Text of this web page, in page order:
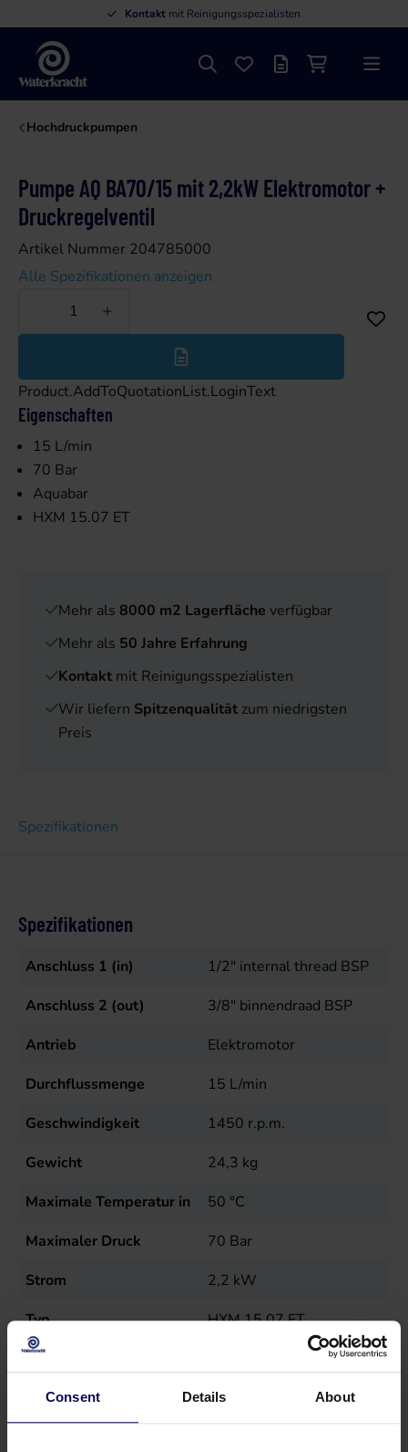
Consent Details About
Kontakt mit Reinigungsspezialisten
Waterkracht
SucheFavoritenAngebotslisteMenü
Hochdruckpumpen
Pumpe AQ BA70/15 mit 2,2kW Elektromotor +
Druckregelventil
Artikel Nummer 204785000
Alle Spezifikationen anzeigen
Weniger
Product.AddToQuotationList.LoginText
Eigenschaften
15 L/min
70 Bar
Aquabar
HXM 15.07 ET
Mehr als 8000 m2 Lagerfläche verfügbar
Mehr als 50 Jahre Erfahrung
Kontakt mit Reinigungsspezialisten
Wir liefern Spitzenqualität zum niedrigsten
Preis
Spezifikationen
Spezifikationen
Anschluss 1 (in)
1/2" internal thread BSP
Anschluss 2 (out)
3/8" binnendraad BSP
Antrieb
Elektromotor
Durchflussmenge
15 L/min
Geschwindigkeit
1450 r.p.m.
Gewicht
24,3 kg
Maximale Temperatur in
50 °C
Maximaler Druck
70 Bar
Strom
2,2 kW
Typ
HXM 15.07 ET
Verkaufseinheit